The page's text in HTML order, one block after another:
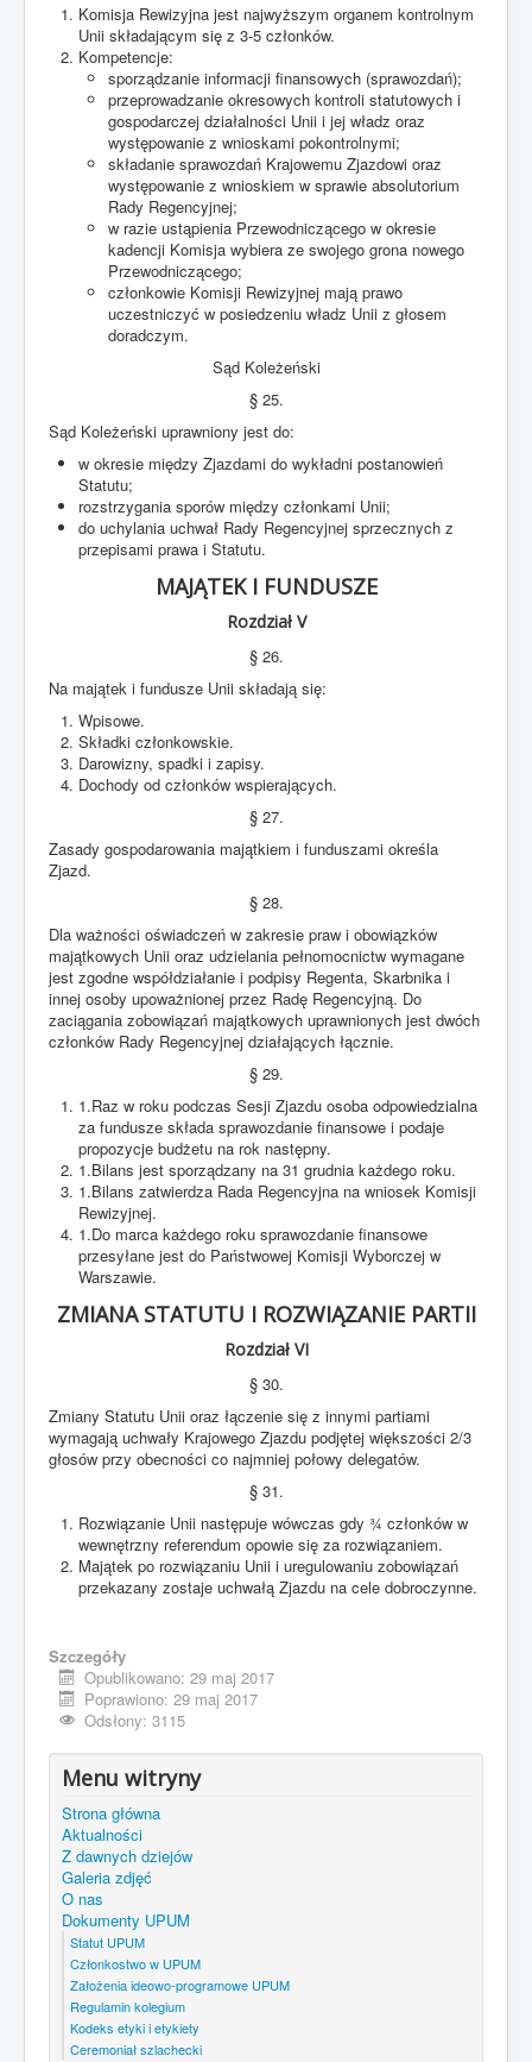
Komisja Rewizyjna jest najwyższym organem kontrolnym
Unii składającym się z 3-5 członków.
Kompetencje:
sporządzanie informacji finansowych (sprawozdań);
przeprowadzanie okresowych kontroli statutowych i
gospodarczej działalności Unii i jej władz oraz
występowanie z wnioskami pokontrolnymi;
składanie sprawozdań Krajowemu Zjazdowi oraz
występowanie z wnioskiem w sprawie absolutorium
Rady Regencyjnej;
w razie ustąpienia Przewodniczącego w okresie
kadencji Komisja wybiera ze swojego grona nowego
Przewodniczącego;
członkowie Komisji Rewizyjnej mają prawo
uczestniczyć w posiedzeniu władz Unii z głosem
doradczym.
Sąd Koleżeński
§ 25.
Sąd Koleżeński uprawniony jest do:
w okresie między Zjazdami do wykładni postanowień
Statutu;
rozstrzygania sporów między członkami Unii;
do uchylania uchwał Rady Regencyjnej sprzecznych z
przepisami prawa i Statutu.
MAJĄTEK I FUNDUSZE
Rozdział V
§ 26.
Na majątek i fundusze Unii składają się:
Wpisowe.
Składki członkowskie.
Darowizny, spadki i zapisy.
Dochody od członków wspierających.
§ 27.
Zasady gospodarowania majątkiem i funduszami określa
Zjazd.
§ 28.
Dla ważności oświadczeń w zakresie praw i obowiązków
majątkowych Unii oraz udzielania pełnomocnictw wymagane
jest zgodne współdziałanie i podpisy Regenta, Skarbnika i
innej osoby upoważnionej przez Radę Regencyjną. Do
zaciągania zobowiązań majątkowych uprawnionych jest dwóch
członków Rady Regencyjnej działających łącznie.
§ 29.
1.Raz w roku podczas Sesji Zjazdu osoba odpowiedzialna
za fundusze składa sprawozdanie finansowe i podaje
propozycje budżetu na rok następny.
1.Bilans jest sporządzany na 31 grudnia każdego roku.
1.Bilans zatwierdza Rada Regencyjna na wniosek Komisji
Rewizyjnej.
1.Do marca każdego roku sprawozdanie finansowe
przesyłane jest do Państwowej Komisji Wyborczej w
Warszawie.
ZMIANA STATUTU I ROZWIĄZANIE PARTII
Rozdział VI
§ 30.
Zmiany Statutu Unii oraz łączenie się z innymi partiami
wymagają uchwały Krajowego Zjazdu podjętej większości 2/3
głosów przy obecności co najmniej połowy delegatów.
§ 31.
Rozwiązanie Unii następuje wówczas gdy ¾ członków w
wewnętrzny referendum opowie się za rozwiązaniem.
Majątek po rozwiązaniu Unii i uregulowaniu zobowiązań
przekazany zostaje uchwałą Zjazdu na cele dobroczynne.
Szczegóły
Opublikowano: 29 maj 2017
Poprawiono: 29 maj 2017
Odsłony: 3115
Menu witryny
Strona główna
Aktualności
Z dawnych dziejów
Galeria zdjęć
O nas
Dokumenty UPUM
Statut UPUM
Członkostwo w UPUM
Założenia ideowo-programowe UPUM
Regulamin kolegium
Kodeks etyki i etykiety
Ceremoniał szlachecki